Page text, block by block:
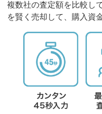
複数社の査定額を比較し
を賢く売却して、購入資